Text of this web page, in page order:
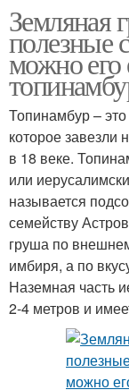
Земляная
полезные
можно его
Топинамбур –
которое завезли
в 18 веке.
или
называется
семейству
груша по
имбиря, а по
Наземная часть
2-4 метров и